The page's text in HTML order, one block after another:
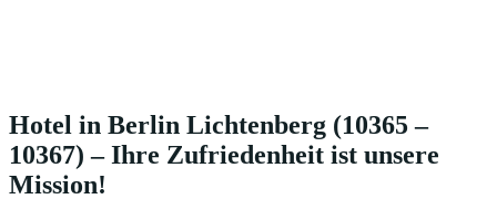
Hotel in Berlin Lichtenberg (10365 –
10367) – Ihre Zufriedenheit ist unsere
Mission!